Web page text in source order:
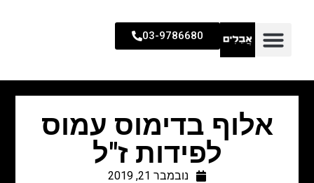
03-9786680
אלוף בדימוס עמוס
לפידות ז"ל
נובמבר 21, 2019